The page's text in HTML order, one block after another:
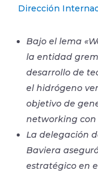
Dirección
Bajo el lema
la entidad
desarrollo de
el hidrógeno
objetivo de
networking con
La delegación
Baviera
estratégico en